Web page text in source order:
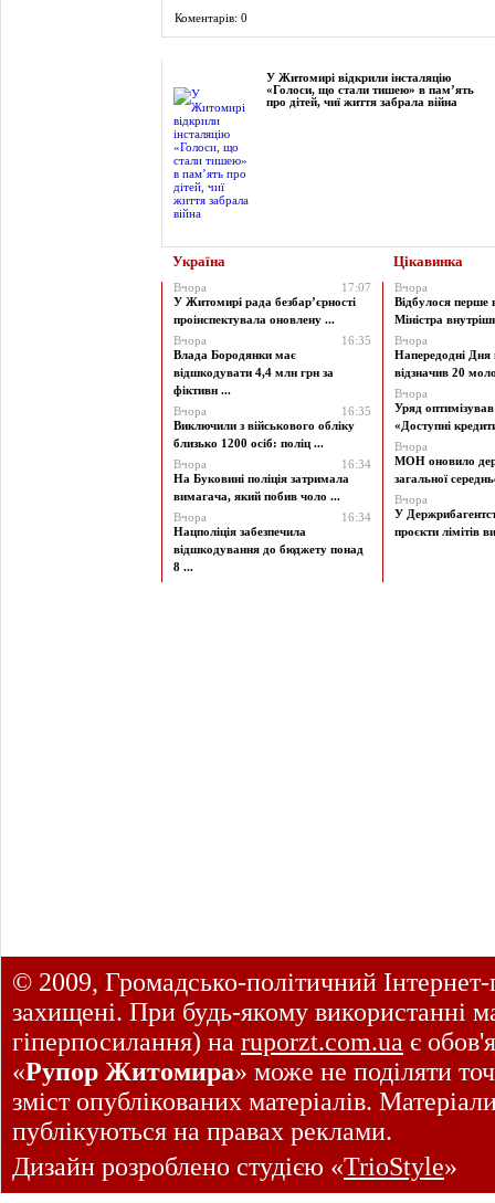
Коментарів: 0
У Житомирі відкрили інсталяцію
«Голоси, що стали тишею» в пам’ять
про дітей, чиї життя забрала війна
Україна Цікавинка
Вчора
17:07
У Житомирі рада безбар’єрності
проінспектувала оновлену ...
Вчора
16:35
Влада Бородянки має
відшкодувати 4,4 млн грн за
фіктивн ...
Вчора
16:35
Виключили з військового обліку
близько 1200 осіб: поліц ...
Вчора
16:34
На Буковині поліція затримала
вимагача, який побив чоло ...
Вчора
16:34
Нацполіція забезпечила
відшкодування до бюджету понад
8 ...
Вчора
Відбулося перше
Міністра
Вчора
Напередодні Дня
відзначив 20
Вчора
Уряд
«Доступні
Вчора
МОН оновило
загальної
Вчора
У
проєкти лімітів
© 2009, Громадсько-політичний
захищені. При будь-якому використанні
гіперпосилання) на ruporzt.com.ua є
«Рупор Житомира» може не поділяти
зміст опублікованих матеріалів.
публікуються на правах реклами.
Дизайн розроблено студією «TrioStyle»